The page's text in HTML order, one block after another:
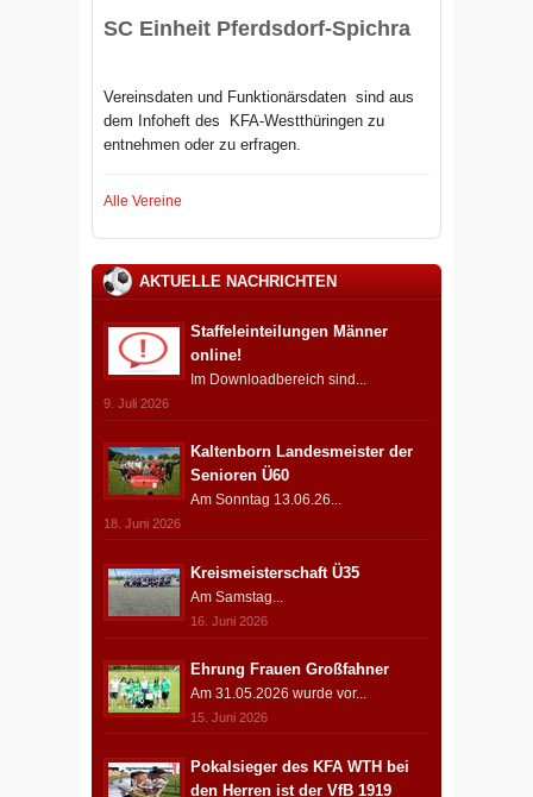
SC Einheit Pferdsdorf-Spichra
Vereinsdaten und Funktionärsdaten sind aus
dem Infoheft des
KFA-Westthüringen zu
entnehmen oder zu erfragen.
Alle Vereine
AKTUELLE NACHRICHTEN
Staffeleinteilungen Männer
online!
Im Downloadbereich sind...
9. Juli 2026
Kaltenborn Landesmeister der
Senioren Ü60
Am Sonntag 13.06.26...
18. Juni 2026
Kreismeisterschaft Ü35
Am Samstag...
16. Juni 2026
Ehrung Frauen Großfahner
Am 31.05.2026 wurde vor...
15. Juni 2026
Pokalsieger des KFA WTH bei
den Herren ist der VfB 1919